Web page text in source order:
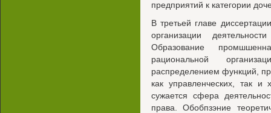
предприятий к категории
В третьей главе
организации
Образование
рациональной
распределением функций,
как управленческих, так и
сужается сфера
права. Обобпзэние